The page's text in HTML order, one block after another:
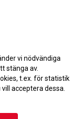
vi nödvändiga
stänga av.
t.ex. för statistik
acceptera dessa.